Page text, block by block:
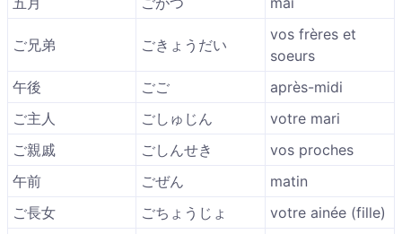
ご兄弟 ごきょうだい
vos frères et
soeurs
午後
ごご
après-midi
ご主人
ごしゅじん
votre mari
ご親戚
ごしんせき
vos proches
午前
ごぜん
matin
ご長女
ごちょうじょ
votre ainée (fille)